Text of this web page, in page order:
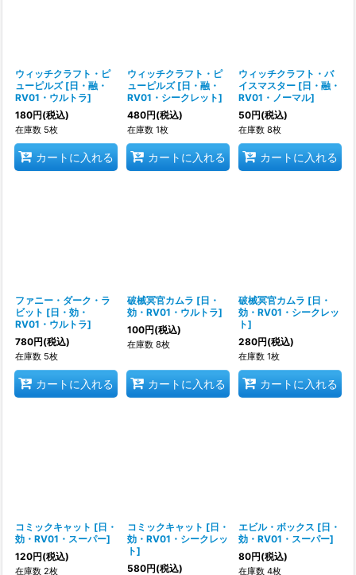
ウィッチクラフト・ピ
ューピルズ [日・融・
RV01・ウルトラ]
180円(税込)
在庫数 5枚
カートに入れる
ウィッチクラフト・ピ
ューピルズ [日・融・
RV01・シークレット]
480円(税込)
在庫数 1枚
カートに入れる
ウィッチクラフト・バ
イスマスター [日・融・
RV01・ノーマル]
50円(税込)
在庫数 8枚
カートに入れる
ファニー・ダーク・ラ
ビット [日・効・
RV01・ウルトラ]
780円(税込)
在庫数 5枚
カートに入れる
破械冥官カムラ [日・
効・RV01・ウルトラ]
100円(税込)
在庫数 8枚
カートに入れる
破械冥官カムラ [日・
効・RV01・シークレッ
ト]
280円(税込)
在庫数 1枚
カートに入れる
コミックキャット [日・
効・RV01・スーパー]
120円(税込)
在庫数 2枚
コミックキャット [日・
効・RV01・シークレッ
ト]
580円(税込)
エビル・ボックス [日・
効・RV01・スーパー]
80円(税込)
在庫数 4枚